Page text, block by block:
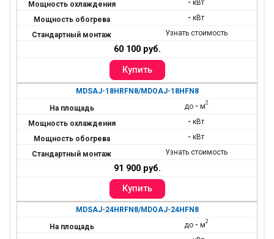
- кВт
- кВт
Узнать стоимость
60 100 руб.
MDSAJ-18HRFN8/MDOAJ-18HFN8
до - м2
- кВт
- кВт
Узнать стоимость
91 900 руб.
MDSAJ-24HRFN8/MDOAJ-24HFN8
до - м2